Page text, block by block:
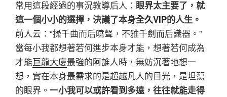
常用這段經過的事況教導后人： 眼界太主要了，就
這一個小小的選擇，決議了本身全久VIP的人生。
前人云：“操千曲而后曉聲，不雅千劍而后識器。”
當每小我都想著若何進步本身才能，想著若何成為
才能巨龍大廈最強的阿誰人時，無妨沉著地想一
想，實在本身最需求的是超越凡人的目光，是坦蕩
的眼界。 一小我可以或許看到多遠，往往就能走得